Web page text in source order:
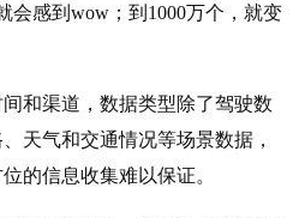
会感到wow；到1000万个，就变
和渠道，数据类型除了驾驶数
天气和交通情况等场景数据，
的信息收集难以保证。